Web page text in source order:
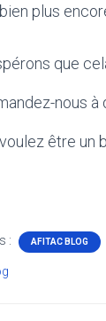
plus
que
nous à
être un
: AFITAC BLOG